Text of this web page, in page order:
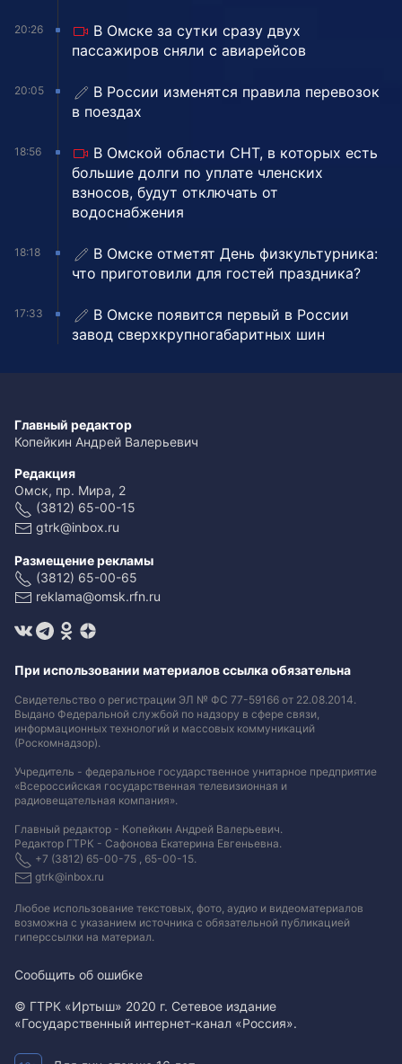
20:26
В Омске за сутки сразу двух
пассажиров сняли с авиарейсов
20:05
В России изменятся правила перевозок
в поездах
18:56
В Омской области СНТ, в которых есть
большие долги по уплате членских
взносов, будут отключать от
водоснабжения
18:18
В Омске отметят День физкультурника:
что приготовили для гостей праздника?
17:33
В Омске появится первый в России
завод сверхкрупногабаритных шин
Главный редактор
Копейкин Андрей Валерьевич
Редакция
Омск, пр. Мира, 2
(3812) 65-00-15
gtrk@inbox.ru
Размещение рекламы
(3812) 65-00-65
reklama@omsk.rfn.ru
При использовании материалов ссылка обязательна
Свидетельство о регистрации ЭЛ № ФС 77-59166 от 22.08.2014.
Выдано Федеральной службой по надзору в сфере связи,
информационных технологий и массовых коммуникаций
(Роскомнадзор).
Учредитель - федеральное государственное унитарное предприятие
«Всероссийская государственная телевизионная и
радиовещательная компания».
Главный редактор - Копейкин Андрей Валерьевич.
Редактор ГТРК - Сафонова Екатерина Евгеньевна.
+7 (3812) 65-00-75 , 65-00-15.
gtrk@inbox.ru
Любое использование текстовых, фото, аудио и видеоматериалов
возможна с указанием источника с обязательной публикацией
гиперссылки на материал.
Сообщить об ошибке
© ГТРК «Иртыш» 2020 г. Сетевое издание
«Государственный интернет-канал «Россия».